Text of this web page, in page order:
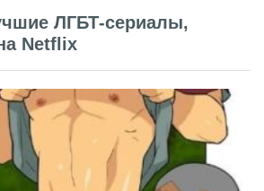
ЛГБТ-сериалы,
Netflix